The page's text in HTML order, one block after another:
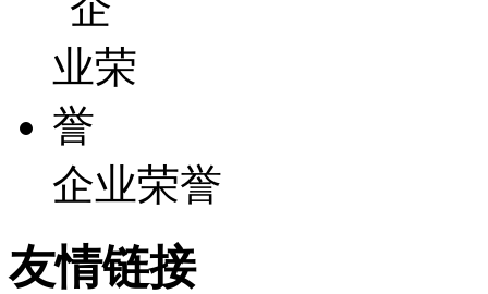
企业荣誉
友情链接